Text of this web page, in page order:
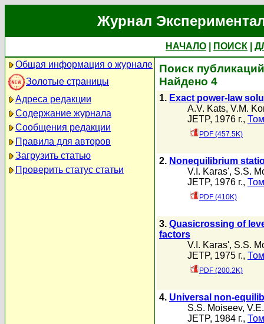
Журнал
НАЧАЛО ПОИСК
Общая информация о журнале
Золотые страницы
Адреса редакции
Содержание журнала
Сообщения редакции
Правила для авторов
Загрузить статью
Проверить статус статьи
Поиск
Найдено 4
1. Exact power-law
A.V. Kats, V.M.
JETP, 1976 г.,
PDF (457.5K)
2. Nonequilibrium
V.I. Karas', S.S.
JETP, 1976 г.,
PDF (410K)
3. Quasicrossing of
factors
V.I. Karas', S.S.
JETP, 1975 г.,
PDF (200.2K)
4. Universal non-
S.S. Moiseev,
JETP, 1984 г.,